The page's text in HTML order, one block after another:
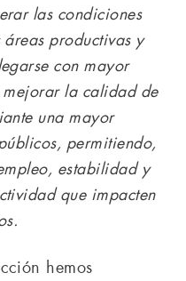
las condiciones
productivas y
con mayor
la calidad de
una mayor
permitiendo,
estabilidad y
que impacten
hemos